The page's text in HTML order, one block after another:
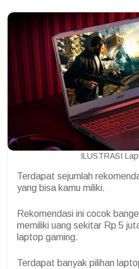
ILUSTRASI
Terdapat sejumlah
yang bisa kamu miliki.
Rekomendasi ini cocok
memiliki uang sekitar Rp 5
laptop gaming.
Terdapat banyak pilihan